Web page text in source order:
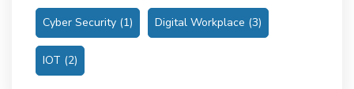
Cyber Security (1) Digital Workplace (3)
IOT (2)